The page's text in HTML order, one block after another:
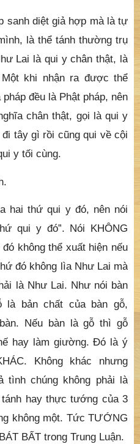
sanh diệt giả hợp mà là tự
là thể tánh thường trụ
Lai là qui y chân thật, là
khi nhận ra được thể
đều là Phật pháp, nên
chân thật, gọi là qui y
tây gì rồi cũng qui về cội
y tối cùng.
hai thứ qui y đó, nên nói
qui y đó”. Nói KHÔNG
không thể xuất hiện nếu
đó không lìa Như Lai mà
là Như Lai. Như nói bàn
là bản chất của bàn gỗ,
Nếu bàn là gỗ thì gỗ
hay làm giường. Đó là ý
Không khác nhưng
tình chúng không phải là
hay thực tướng của 3
không một. Tức TƯỚNG
BẤT trong Trung Luận.